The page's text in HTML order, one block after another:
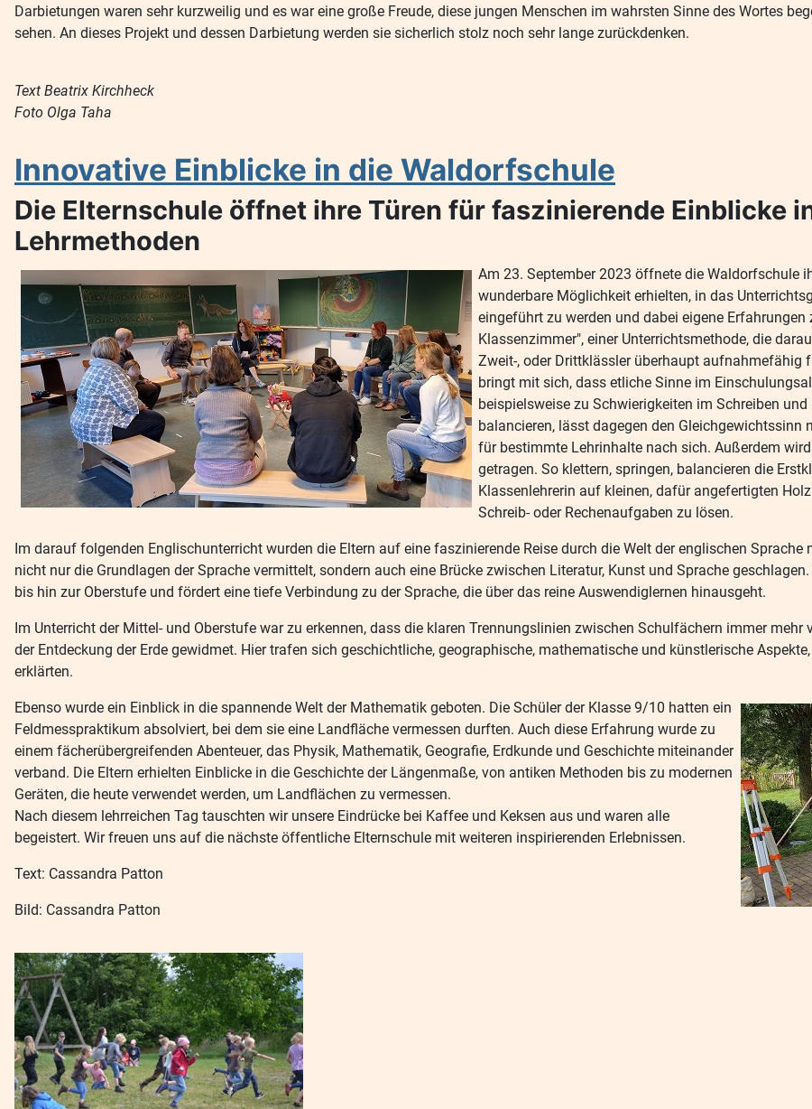
Darbietungen waren sehr kurzweilig und es war eine große Freude, diese jungen Menschen im wahrsten Sinne des Wortes
sehen. An dieses Projekt und dessen Darbietung werden sie sicherlich stolz noch sehr lange zurückdenken.
Text Beatrix Kirchheck
Foto Olga Taha
Innovative Einblicke in die Waldorfschule
Die Elternschule öffnet ihre Türen für faszinierende Einblicke
Lehrmethoden
Am 23. September 2023 öffnete die Waldorfschule
wunderbare Möglichkeit erhielten, in das
eingeführt zu werden und dabei eigene
Klassenzimmer", einer Unterrichtsmethode, die
Zweit-, oder Drittklässler überhaupt aufnahmefähig
bringt mit sich, dass etliche Sinne im
beispielsweise zu Schwierigkeiten im Schreiben
balancieren, lässt dagegen den
für bestimmte Lehrinhalte nach sich. Außerdem
getragen. So klettern, springen, balancieren die
Klassenlehrerin auf kleinen, dafür angefertigten
Schreib- oder Rechenaufgaben zu lösen.
Im darauf folgenden Englischunterricht wurden die Eltern auf eine faszinierende Reise durch die Welt der englischen
nicht nur die Grundlagen der Sprache vermittelt, sondern auch eine Brücke zwischen Literatur, Kunst und Sprache
bis hin zur Oberstufe und fördert eine tiefe Verbindung zu der Sprache, die über das reine Auswendiglernen hinausgeht.
Im Unterricht der Mittel- und Oberstufe war zu erkennen, dass die klaren Trennungslinien zwischen Schulfächern immer
der Entdeckung der Erde gewidmet. Hier trafen sich geschichtliche, geographische, mathematische und künstlerische
erklärten.
Ebenso wurde ein Einblick in die spannende Welt der Mathematik geboten. Die Schüler der Klasse 9/10 hatten ein
Feldmesspraktikum absolviert, bei dem sie eine Landfläche vermessen durften. Auch diese Erfahrung wurde zu
einem fächerübergreifenden Abenteuer, das Physik, Mathematik, Geografie, Erdkunde und Geschichte miteinander
verband. Die Eltern erhielten Einblicke in die Geschichte der Längenmaße, von antiken Methoden bis zu modernen
Geräten, die heute verwendet werden, um Landflächen zu vermessen.
Nach diesem lehrreichen Tag tauschten wir unsere Eindrücke bei Kaffee und Keksen aus und waren alle
begeistert. Wir freuen uns auf die nächste öffentliche Elternschule mit weiteren inspirierenden Erlebnissen.
Text: Cassandra Patton
Bild: Cassandra Patton